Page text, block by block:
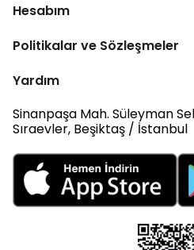
Hesabım
Politikalar ve Sözleşmeler
Yardım
Sinanpaşa Mah. Süleyman
Sıraevler, Beşiktaş / İstanbul